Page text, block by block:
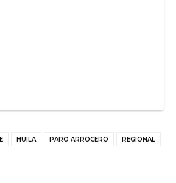
HUILA PARO ARROCERO REGIONAL